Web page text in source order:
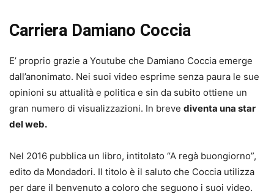
Carriera Damiano Coccia
E’ proprio grazie a Youtube che Damiano Coccia emerge
dall’anonimato. Nei suoi video esprime senza paura le sue
opinioni su attualità e politica e sin da subito ottiene un
gran numero di visualizzazioni. In breve diventa una star
del web.
Nel 2016 pubblica un libro, intitolato “A regà buongiorno”,
edito da Mondadori. Il titolo è il saluto che Coccia utilizza
per dare il benvenuto a coloro che seguono i suoi video.